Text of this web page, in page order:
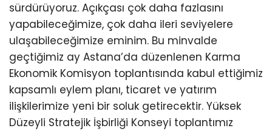
sürdürüyoruz. Açıkçası çok daha fazlasını
yapabileceğimize, çok daha ileri seviyelere
ulaşabileceğimize eminim. Bu minvalde
geçtiğimiz ay Astana’da düzenlenen Karma
Ekonomik Komisyon toplantısında kabul ettiğimiz
kapsamlı eylem planı, ticaret ve yatırım
ilişkilerimize yeni bir soluk getirecektir. Yüksek
Düzeyli Stratejik İşbirliği Konseyi toplantımız